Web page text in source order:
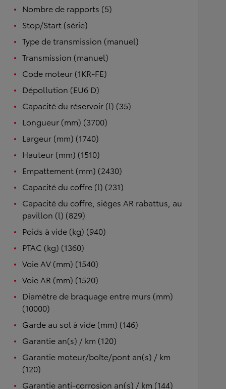
Nombre de rapports (5)
Stop/Start (série)
Type de transmission (manuel)
Transmission (manuel)
Code moteur (1KR-FE)
Dépollution (EU6 D)
Capacité du réservoir (l) (35)
Longueur (mm) (3700)
Largeur (mm) (1740)
Hauteur (mm) (1510)
Empattement (mm) (2430)
Capacité du coffre (l) (231)
Capacité du coffre, sièges AR rabattus, au
pavillon (l) (829)
Poids à vide (kg) (940)
PTAC (kg) (1360)
Voie AV (mm) (1540)
Voie AR (mm) (1520)
Diamètre de braquage entre murs (mm)
(10000)
Garde au sol à vide (mm) (146)
Garantie an(s) / km (120)
Garantie moteur/boîte/pont an(s) / km
(120)
Garantie anti-corrosion an(s) / km (144)